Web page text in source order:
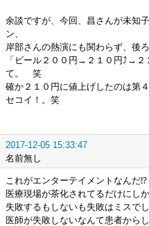
余談ですが、今回、昌さんが未知
ン、
岸部さんの熱演にも関わらず、後
「ビール２００円→２１０円⤴→２
て。 笑
確か２１０円に値上げしたのは第
セコイ！。笑
2017-12-05 15:33:47
名前無し
これがエンターテイメントなんだ⁉
医療現場が茶化されてるだけにしか
失敗するもしないも失敗はミスで
医師が失敗しないなんて患者から